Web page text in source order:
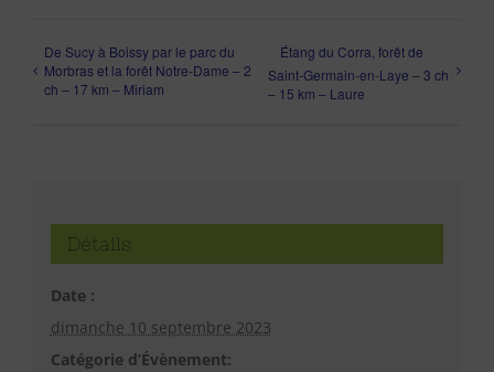
De Sucy à Boissy par le parc du
Morbras et la forêt Notre-Dame – 2
ch – 17 km – Miriam
Étang du Corra, forêt de
Saint-Germain-en-Laye – 3 ch
– 15 km – Laure
Détails
Date :
dimanche 10 septembre 2023
Catégorie d’Évènement: